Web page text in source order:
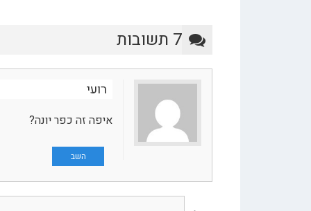
7 תשובות
רועי
איפה זה כפר יונה?
השב